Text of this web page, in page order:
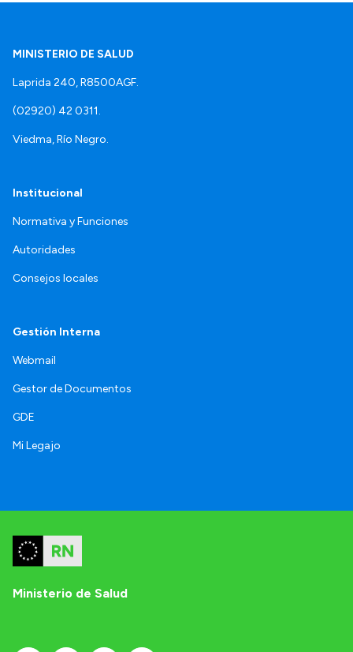
MINISTERIO DE SALUD
Laprida 240, R8500AGF.
(02920) 42 0311.
Viedma, Río Negro.
Institucional
Normativa y Funciones
Autoridades
Consejos locales
Gestión Interna
Webmail
Gestor de Documentos
GDE
Mi Legajo
Ministerio de Salud